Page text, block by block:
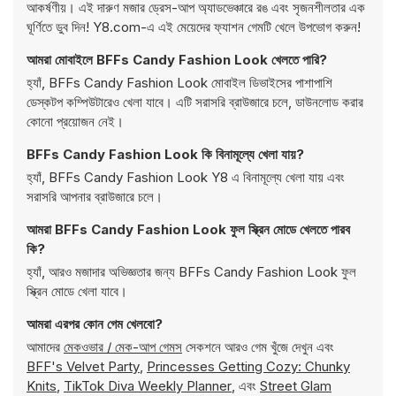
আকর্ষণীয়। এই দারুণ মজার ড্রেস-আপ অ্যাডভেঞ্চারে রঙ এবং সৃজনশীলতার এক
ঘূর্ণিতে ডুব দিন! Y8.com-এ এই মেয়েদের ফ্যাশন গেমটি খেলে উপভোগ করুন!
আমরা মোবাইলে BFFs Candy Fashion Look খেলতে পারি?
হ্যাঁ, BFFs Candy Fashion Look মোবাইল ডিভাইসের পাশাপাশি
ডেস্কটপ কম্পিউটারেও খেলা যাবে। এটি সরাসরি ব্রাউজারে চলে, ডাউনলোড করার
কোনো প্রয়োজন নেই।
BFFs Candy Fashion Look কি বিনামূল্যে খেলা যায়?
হ্যাঁ, BFFs Candy Fashion Look Y8 এ বিনামূল্যে খেলা যায় এবং
সরাসরি আপনার ব্রাউজারে চলে।
আমরা BFFs Candy Fashion Look ফুল স্ক্রিন মোডে খেলতে পারব
কি?
হ্যাঁ, আরও মজাদার অভিজ্ঞতার জন্য BFFs Candy Fashion Look ফুল
স্ক্রিন মোডে খেলা যাবে।
আমরা এরপর কোন গেম খেলবো?
আমাদের মেকওভার / মেক-আপ গেমস সেকশনে আরও গেম খুঁজে দেখুন এবং
BFF's Velvet Party, Princesses Getting Cozy: Chunky
Knits, TikTok Diva Weekly Planner, এবং Street Glam